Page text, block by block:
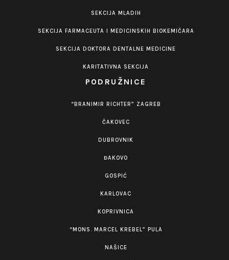
SEKCIJA MLADIH
SEKCIJA FARMACEUTA I MEDICINSKIH BIOKEMIČARA
SEKCIJA DOKTORA DENTALNE MEDICINE
KARITATIVNA SEKCIJA
PODRUŽNICE
“BRANIMIR RICHTER” ZAGREB
ČAKOVEC
DUBROVNIK
ĐAKOVO
GOSPIĆ
KARLOVAC
KOPRIVNICA
“MONS. MARCEL KREBEL” PULA
NAŠICE